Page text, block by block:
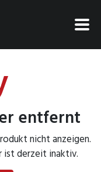
entfernt
nicht anzeigen.
ist derzeit inaktiv.